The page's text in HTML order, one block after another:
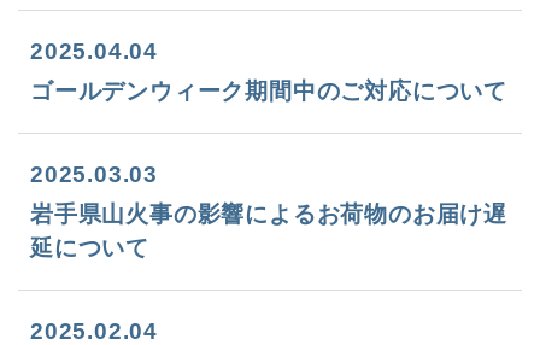
2025.04.04
ゴールデンウィーク期間中のご対応について
2025.03.03
岩手県山火事の影響によるお荷物のお届け遅
延について
2025.02.04